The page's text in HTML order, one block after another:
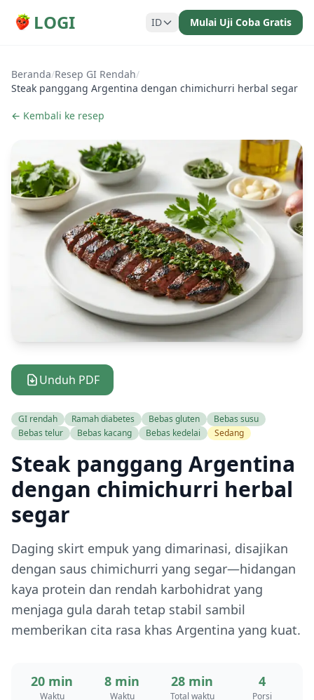
LOGI ID Mulai Uji Coba Gratis
Beranda/Resep GI Rendah/
Steak panggang Argentina dengan chimichurri herbal segar
← Kembali ke resep
Unduh PDF
GI rendah Ramah diabetes Bebas gluten
Bebas susu
Bebas telur
Bebas kacang Bebas kedelai Sedang
Steak panggang Argentina
dengan chimichurri herbal
segar
Daging skirt empuk yang dimarinasi, disajikan
dengan saus chimichurri yang segar—hidangan
kaya protein dan rendah karbohidrat yang
menjaga gula darah tetap stabil sambil
memberikan cita rasa khas Argentina yang kuat.
20 min
Waktu
8 min
Waktu
28 min
Total waktu
4
Porsi